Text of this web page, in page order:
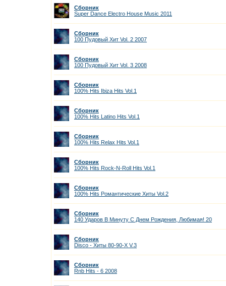
Сборник
Super Dance Electro House Music 2011
Сборник
100 Пудовый Хит Vol. 2 2007
Сборник
100 Пудовый Хит Vol. 3 2008
Сборник
100% Hits Ibiza Hits Vol.1
Сборник
100% Hits Latino Hits Vol.1
Сборник
100% Hits Relax Hits Vol.1
Сборник
100% Hits Rock-N-Roll Hits Vol.1
Сборник
100% Hits Романтические Хиты Vol.2
Сборник
140 Ударов В Минуту С Днем Рождения, Любимая! 20
Сборник
Disco - Хиты 80-90-Х V.3
Сборник
Rnb Hits - 6 2008